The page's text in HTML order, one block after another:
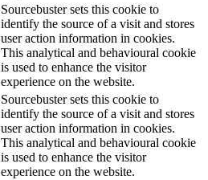
Sourcebuster sets this cookie to
identify the source of a visit and stores
user action information in cookies.
This analytical and behavioural cookie
is used to enhance the visitor
experience on the website.
Sourcebuster sets this cookie to
identify the source of a visit and stores
user action information in cookies.
This analytical and behavioural cookie
is used to enhance the visitor
experience on the website.